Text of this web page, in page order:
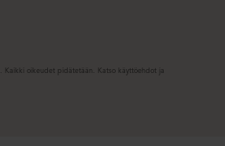
. Kaikki oikeudet pidätetään. Katso käyttöehdot ja